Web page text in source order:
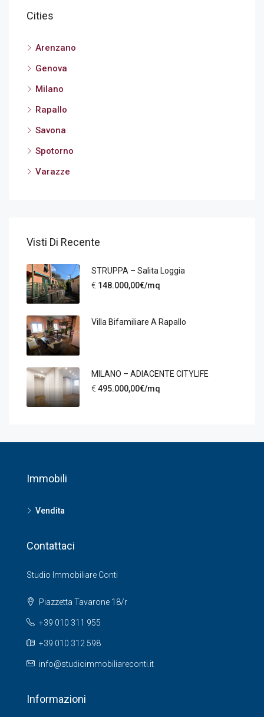
Cities
Arenzano
Genova
Milano
Rapallo
Savona
Spotorno
Varazze
Visti Di Recente
STRUPPA – Salita Loggia
€ 148.000,00€/mq
Villa Bifamiliare A Rapallo
MILANO – ADIACENTE CITYLIFE
€495.000,00€/mq
Immobili
Vendita
Contattaci
Studio Immobiliare Conti
Piazzetta Tavarone 18/r
+39 010 311 955
+39 010 312 598
info@studioimmobiliareconti.it
Informazioni